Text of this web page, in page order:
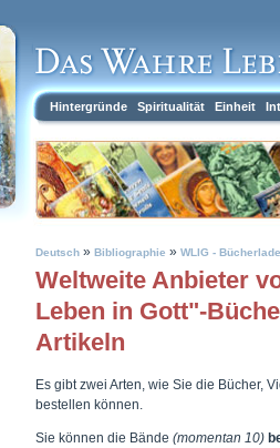
Hintergründe Spiritualität Einheit
Deutsch » Bibliographie » WLIG -
Weltweite Anbieter
Leben in Gott"-
Artikeln
Es gibt zwei Arten, wie Sie die Bücher,
bestellen können.
Sie können die Bände (momentan 10)